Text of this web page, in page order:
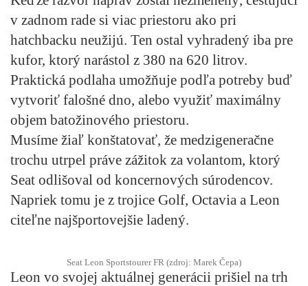
v zadnom rade si viac priestoru ako pri
hatchbacku neužijú. Ten ostal vyhradený iba pre
kufor, ktorý narástol z 380 na 620 litrov.
Praktická podlaha umožňuje podľa potreby buď
vytvoriť falošné dno, alebo využiť maximálny
objem batožinového priestoru.
Musíme žiaľ konštatovať, že medzigeneračne
trochu utrpel práve zážitok za volantom, ktorý
Seat odlišoval od koncernových súrodencov.
Napriek tomu je z trojice Golf, Octavia a Leon
citeľne najšportovejšie ladený.
Seat Leon Sportstourer FR (zdroj: Marek Čepa)
Leon vo svojej aktuálnej generácii prišiel na trh